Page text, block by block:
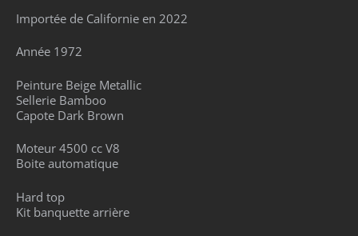
Importée de Californie en 2022
Année 1972
Peinture Beige Metallic
Sellerie Bamboo
Capote Dark Brown
Moteur 4500 cc V8
Boite automatique
Hard top
Kit banquette arrière